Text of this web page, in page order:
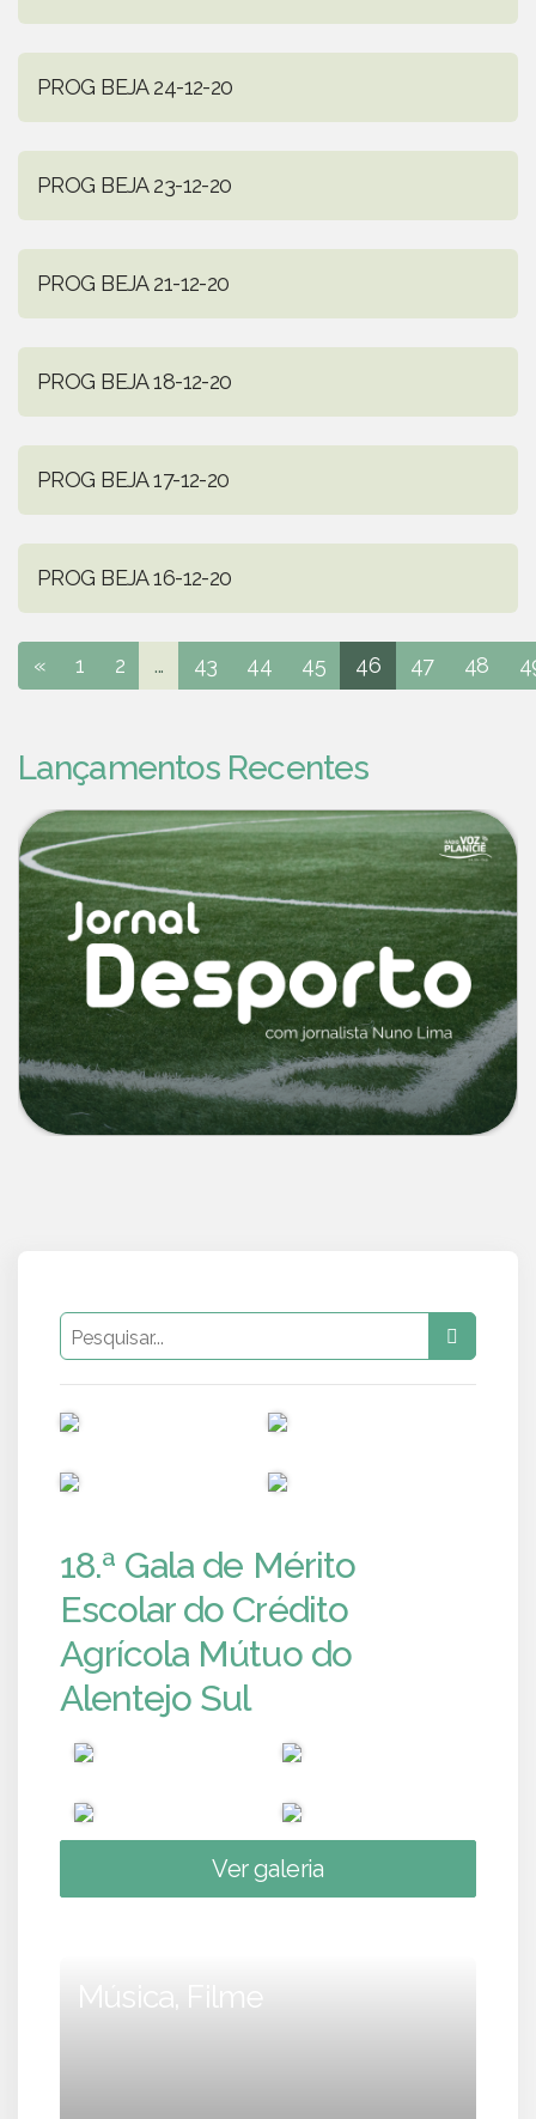
PROG BEJA 24-12-20
PROG BEJA 23-12-20
PROG BEJA 21-12-20
PROG BEJA 18-12-20
PROG BEJA 17-12-20
PROG BEJA 16-12-20
« 1 2 ... 43 44 45 46 47 48
Lançamentos Recentes
18.ª Gala de Mérito
Escolar do Crédito
Agrícola Mútuo do
Alentejo Sul
Ver galeria
Música, Filme